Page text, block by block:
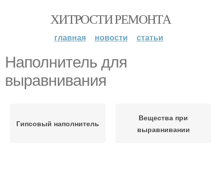
ХИТРОСТИ РЕМОНТА
главная новости статьи
Наполнитель для
выравнивания
Гипсовый наполнитель
Вещества при
выравнивании